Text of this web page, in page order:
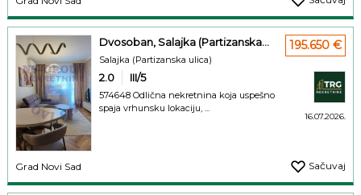
Dvosoban, Salajka (Partizanska...
Salajka (Partizanska ulica)
2.0 III/5
574648 Odlična nekretnina koja uspešno
spaja vrhunsku lokaciju, ...
195.650 €
16.07.2026.
Grad Novi Sad Sačuvaj